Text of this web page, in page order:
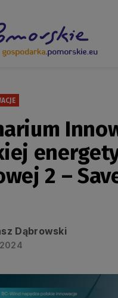
2 –
Dąbrowski